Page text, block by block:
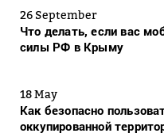
26 September
Что делать, если вас
силы РФ в Крыму
18 May
Как безопасно
оккупированной